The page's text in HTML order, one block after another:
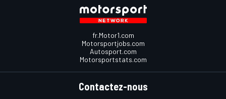
fr.Motor1.com
Motorsportjobs.com
Autosport.com
Motorsportstats.com
Contactez-nous